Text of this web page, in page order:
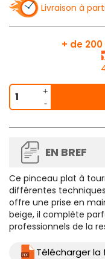
Livraison à
+ de
EN BREF
Ce pinceau plat à
différentes
offre une prise en
beige, il complète
professionnels de la
Télécharger